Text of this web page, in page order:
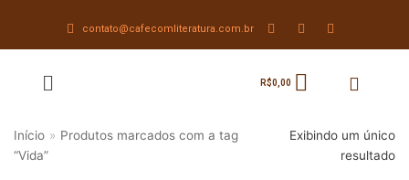
Pular
para
contato@cafecomliteratura.com.br
R$0,00
Início » Produtos marcados com a tag
“Vida”
Exibindo um único
resultado